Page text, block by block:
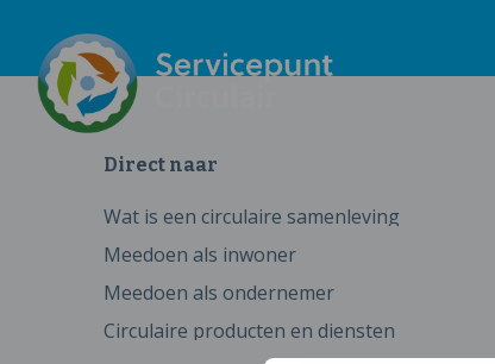
Direct naar
Wat is een circulaire samenleving
Meedoen als inwoner
Meedoen als ondernemer
Circulaire producten en diensten